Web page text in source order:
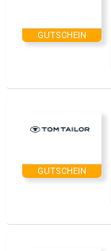
GUTSCHEIN
GUTSCHEIN